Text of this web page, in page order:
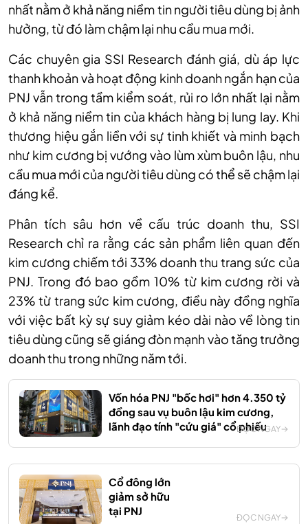
nhất nằm ở khả năng niềm tin người tiêu dùng bị ảnh
hưởng, từ đó làm chậm lại nhu cầu mua mới.
Các chuyên gia SSI Research đánh giá, dù áp lực
thanh khoản và hoạt động kinh doanh ngắn hạn của
PNJ vẫn trong tầm kiểm soát, rủi ro lớn nhất lại nằm
ở khả năng niềm tin của khách hàng bị lung lay. Khi
thương hiệu gắn liền với sự tinh khiết và minh bạch
như kim cương bị vướng vào lùm xùm buôn lậu, nhu
cầu mua mới của người tiêu dùng có thể sẽ chậm lại
đáng kể.
Phân tích sâu hơn về cấu trúc doanh thu, SSI
Research chỉ ra rằng các sản phẩm liên quan đến
kim cương chiếm tới 33% doanh thu trang sức của
PNJ. Trong đó bao gồm 10% từ kim cương rời và
23% từ trang sức kim cương, điều này đồng nghĩa
với việc bất kỳ sự suy giảm kéo dài nào về lòng tin
tiêu dùng cũng sẽ giáng đòn mạnh vào tăng trưởng
doanh thu trong những năm tới.
Vốn hóa PNJ "bốc hơi" hơn 4.350 tỷ
đồng sau vụ buôn lậu kim cương,
lãnh đạo tính "cứu giá" cổ phiếu
ĐỌC NGAY
Cổ đông lớn
giảm sở hữu
tại PNJ
ĐỌC NGAY